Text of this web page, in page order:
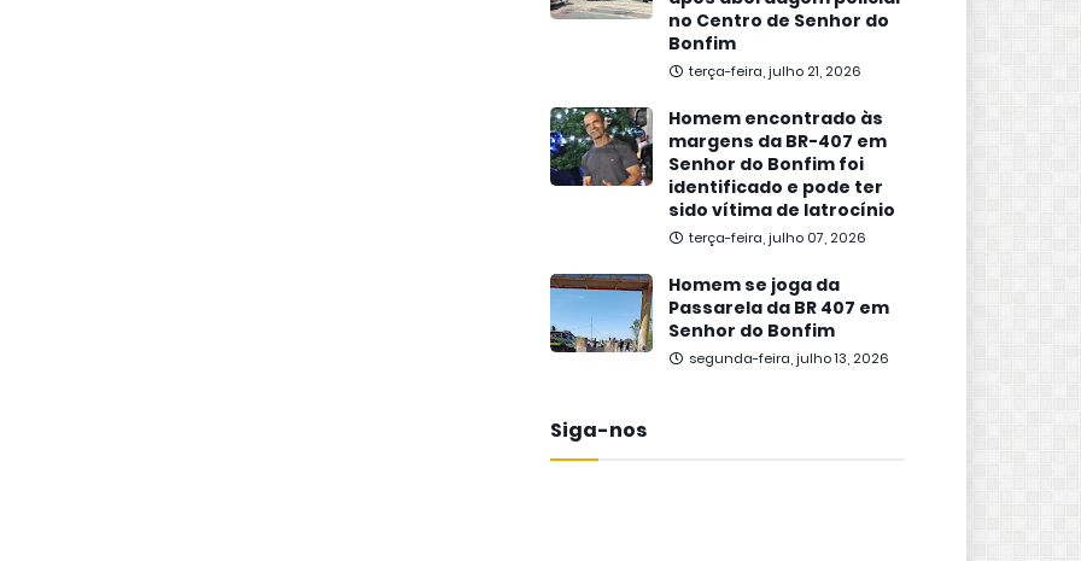
no Centro de Senhor do
Bonfim
terça-feira, julho 21, 2026
Homem encontrado às
margens da BR-407 em
Senhor do Bonfim foi
identificado e pode ter
sido vítima de latrocínio
terça-feira, julho 07, 2026
Homem se joga da
Passarela da BR 407 em
Senhor do Bonfim
segunda-feira, julho 13, 2026
Siga-nos